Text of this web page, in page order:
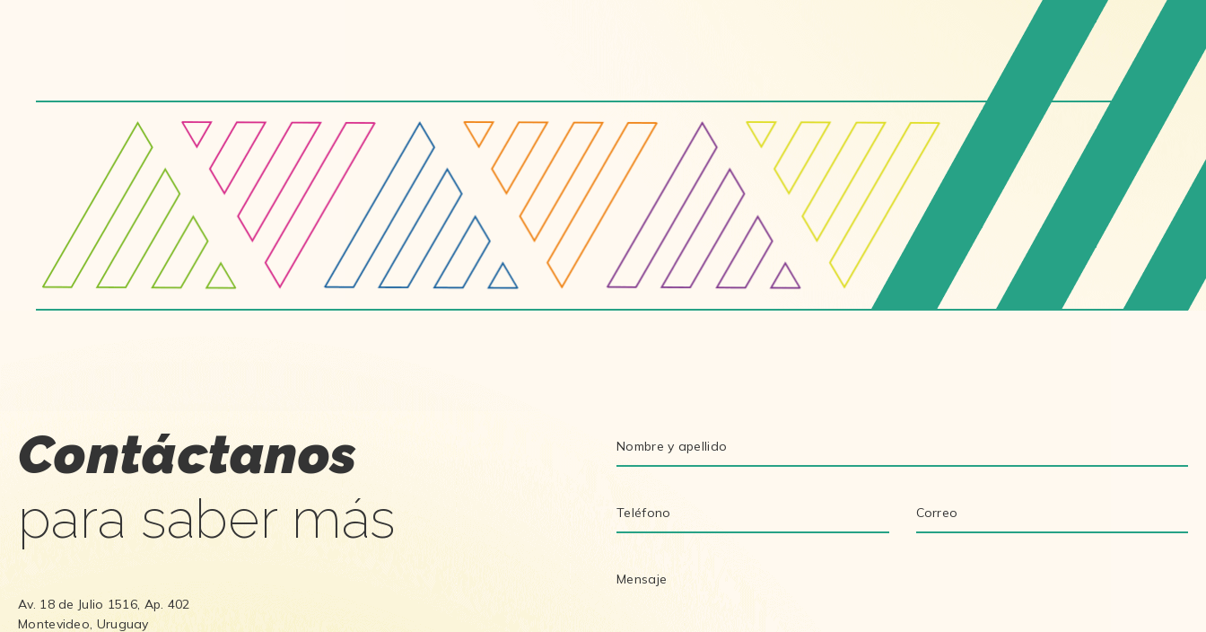
Contáctanos
para saber más
Av. 18 de Julio 1516, Ap. 402
Montevideo, Uruguay